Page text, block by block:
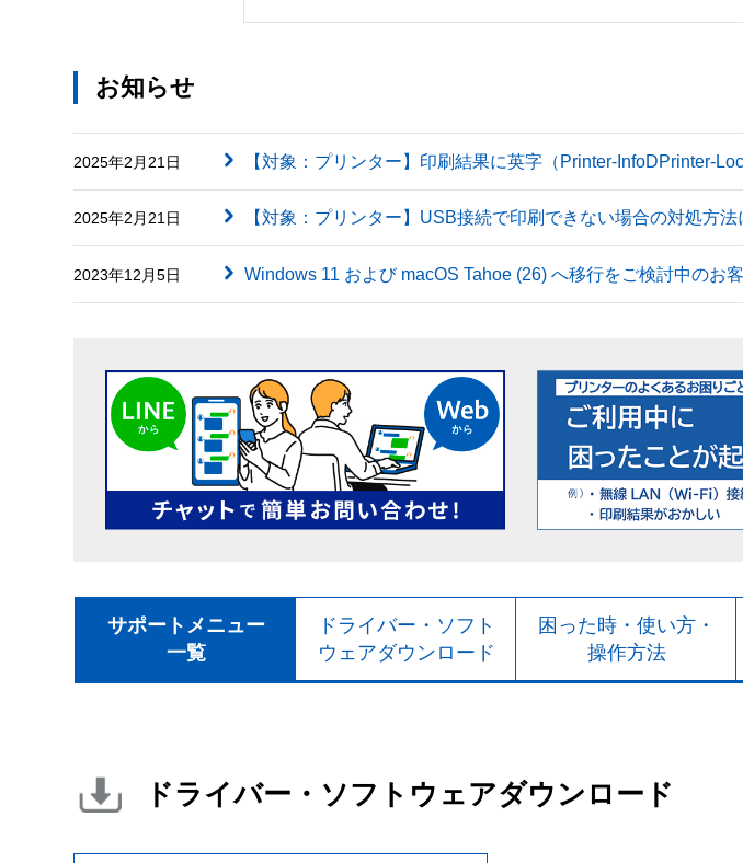
お知らせ
2025年2月21日 【対象：プリンター】印刷結果に英字（Printer-InfoDPrinter-
2025年2月21日 【対象：プリンター】USB接続で印刷できない場合の対処方法
2023年12月5日 Windows 11 および macOS Tahoe (26) へ移行をご検討中のお
サポートメニュー
一覧
ドライバー・ソフト
ウェアダウンロード
困った時・使い方・
操作方法
ドライバー・ソフトウェアダウンロード